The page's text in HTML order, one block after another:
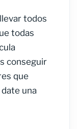
todos
todas
conseguir
que
una